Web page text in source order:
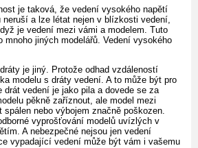
je taková, že vedení vysokého napětí
neruší a lze létat nejen v blízkosti vedení,
je vedení mezi vámi a modelem. Tuto
mnoho jiných modelářů. Vedení vysokého
je jiný. Protože odhad vzdáleností
modelu s dráty vedení. A to může být pro
drát vedení je jako pila a dovede se za
pěkně zaříznout, ale model mezi
nebo výbojem značně poškozen.
vyprošťování modelů uvízlých v
A nebezpečné nejsou jen vedení
vypadající vedení může být vám i vašemu